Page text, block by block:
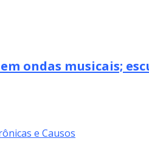
ondas musicais;
e Causos